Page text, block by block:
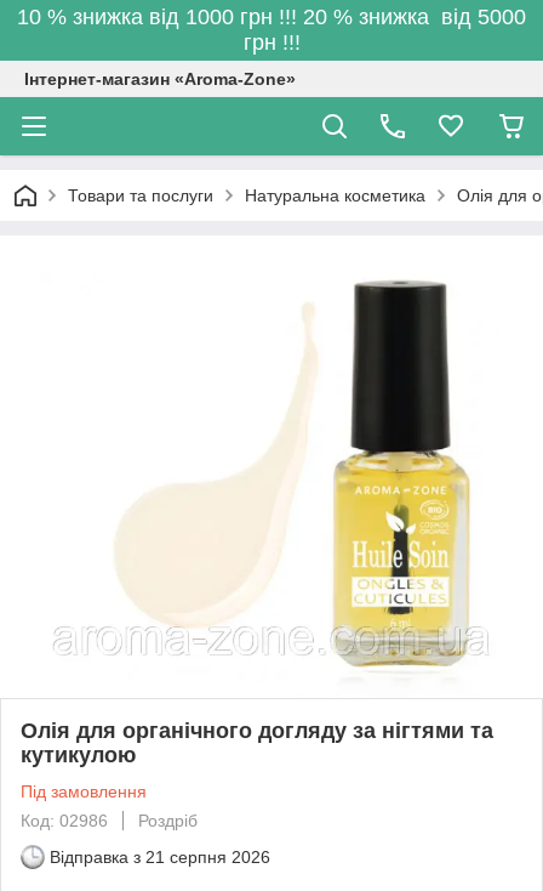
10 % знижка від 1000 грн !!! 20 % знижка від 5000
грн !!!
Інтернет-магазин «Aroma-Zone»
Товари та послуги Натуральна косметика Олія для
Олія для органічного догляду за нігтями та
кутикулою
Під замовлення
Код: 02986
Роздріб
Відправка з 21 серпня 2026